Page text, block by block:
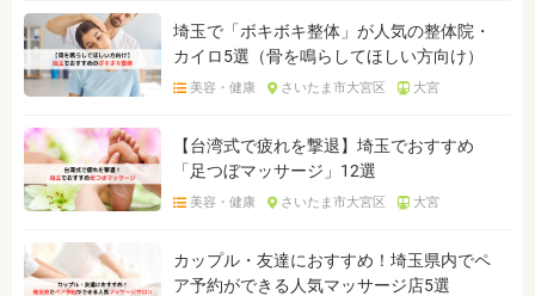
埼玉で「ボキボキ整体」が人気の整体院・
カイロ5選（骨を鳴らしてほしい方向け）
美容・健康 さいたま市大宮区 大宮
【台湾式で疲れを撃退】埼玉でおすすめ
「足つぼマッサージ」12選
美容・健康 さいたま市大宮区 大宮
カップル・友達におすすめ！埼玉県内でペ
ア予約ができる人気マッサージ店5選